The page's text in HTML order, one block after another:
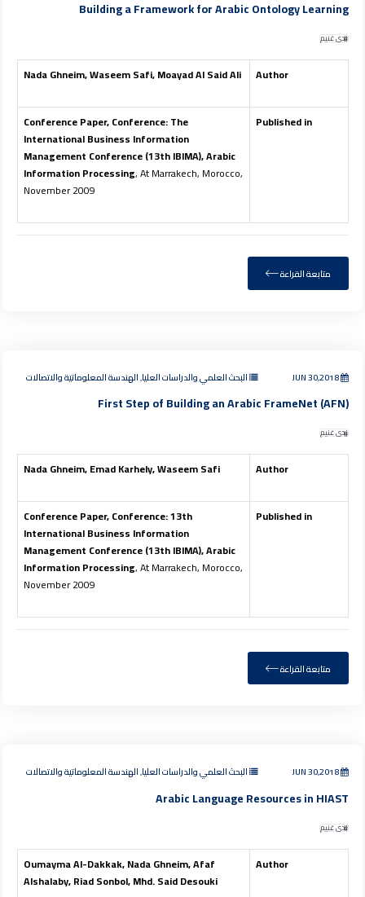
Building a Framework for Arabic Ontology Learning
ندى غنيم
Author
Nada Ghneim, Waseem Safi, Moayad Al Said Ali
Published in
Conference Paper, Conference: The
International Business Information
Management Conference (13th IBIMA), Arabic
Information Processing, At Marrakech, Morocco,
November 2009
متابعة القراءة
JUN 30,2018 البحث العلمي والدراسات العليا, الهندسة المعلوماتية والاتصالات
First Step of Building an Arabic FrameNet (AFN)
ندى غنيم
Author
Nada Ghneim, Emad Karhely, Waseem Safi
Published in
Conference Paper, Conference: 13th
International Business Information
Management Conference (13th IBIMA), Arabic
Information Processing, At Marrakech, Morocco,
November 2009
متابعة القراءة
JUN 30,2018 البحث العلمي والدراسات العليا, الهندسة المعلوماتية والاتصالات
Arabic Language Resources in HIAST
ندى غنيم
Author
Oumayma Al-Dakkak, Nada Ghneim, Afaf
Alshalaby, Riad Sonbol, Mhd. Said Desouki